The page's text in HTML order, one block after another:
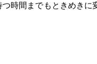
時間までもときめきに